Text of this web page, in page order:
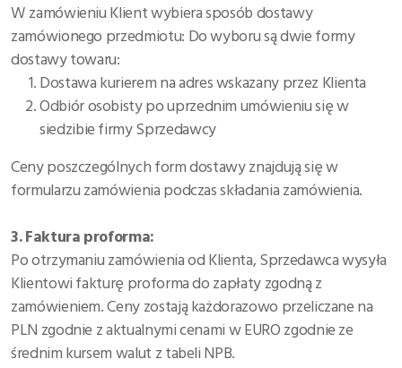
W zamówieniu Klient wybiera sposób dostawy
zamówionego przedmiotu: Do wyboru są dwie formy
dostawy towaru:
Dostawa kurierem na adres wskazany przez Klienta
Odbiór osobisty po uprzednim umówieniu się w
siedzibie firmy Sprzedawcy
Ceny poszczególnych form dostawy znajdują się w
formularzu zamówienia podczas składania zamówienia.
3.Faktura proforma:
Po otrzymaniu zamówienia od Klienta, Sprzedawca wysyła
Klientowi fakturę proforma do zapłaty zgodną z
zamówieniem. Ceny zostają każdorazowo przeliczane na
PLN zgodnie z aktualnymi cenami w EURO zgodnie ze
średnim kursem walut z tabeli NPB.